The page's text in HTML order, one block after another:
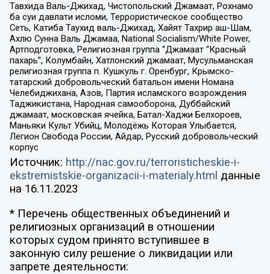
Тавхида Валь-Джихад, Чистопольский Джамаат, Рохнамо
ба суи давлати исломи, Террористическое сообщество
Сеть, Катиба Таухид валь-Джихад, Хайят Тахрир аш-Шам,
Ахлю Сунна Валь Джамаа, National Socialism/White Power,
Артподготовка, Религиозная группа “Джамаат “Красный
пахарь”, Колумбайн, Хатлонский джамаат, Мусульманская
религиозная группа п. Кушкуль г. Оренбург, Крымско-
татарский добровольческий батальон имени Номана
Челебиджихана, Азов, Партия исламского возрождения
Таджикистана, Народная самооборона, Дуббайский
джамаат, московская ячейка, Батал-Хаджи Белхороев,
Маньяки Культ Убийц, Молодёжь Которая Улыбается,
Легион Свобода России, Айдар, Русский добровольческий
корпус
Источник: http://nac.gov.ru/terroristicheskie-i-
ekstremistskie-organizacii-i-materialy.html данные
на 16.11.2023
* Перечень общественных объединений и
религиозных организаций в отношении
которых судом принято вступившее в
законную силу решение о ликвидации или
запрете деятельности: